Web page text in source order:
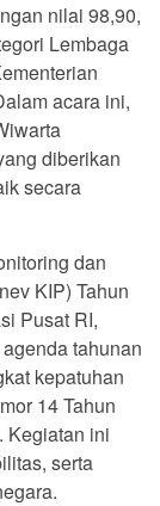
nilai 98,90,
Lembaga
acara ini,
diberikan
secara
dan
KIP) Tahun
Pusat RI,
tahunan
kepatuhan
14 Tahun
Kegiatan ini
serta